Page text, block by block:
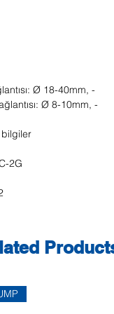
Ø 18-40mm, -
Ø 8-10mm, -
2G